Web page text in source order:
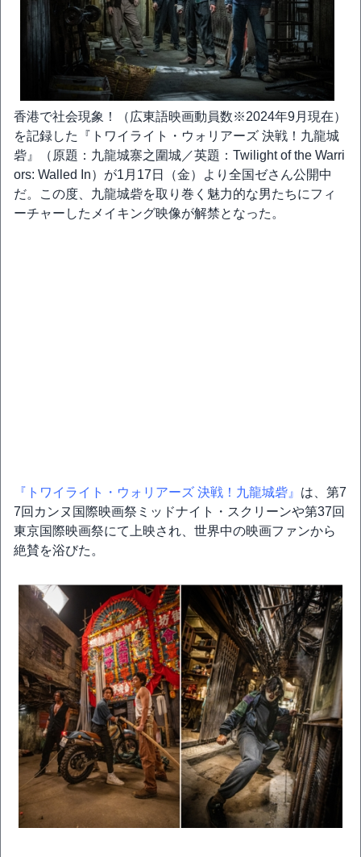
香港で社会現象！（広東語映画動員数※2024年9月現在）
を記録した『トワイライト・ウォリアーズ 決戦！九龍城
砦』（原題：九龍城寨之圍城／英題：Twilight of the Warri
ors: Walled In）が1月17日（金）より全国ゼさん公開中
だ。この度、九龍城砦を取り巻く魅力的な男たちにフィ
ーチャーしたメイキング映像が解禁となった。
『トワイライト・ウォリアーズ 決戦！九龍城砦』 は、第7
7回カンヌ国際映画祭ミッドナイト・スクリーンや第37回
東京国際映画祭にて上映され、世界中の映画ファンから
絶賛を浴びた。